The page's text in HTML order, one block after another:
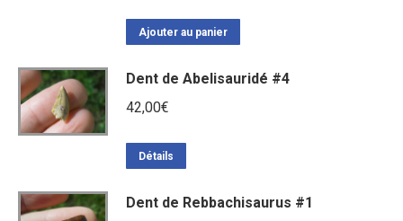
Ajouter au panier
Dent de Abelisauridé #4
42,00€
Détails
Dent de Rebbachisaurus #1